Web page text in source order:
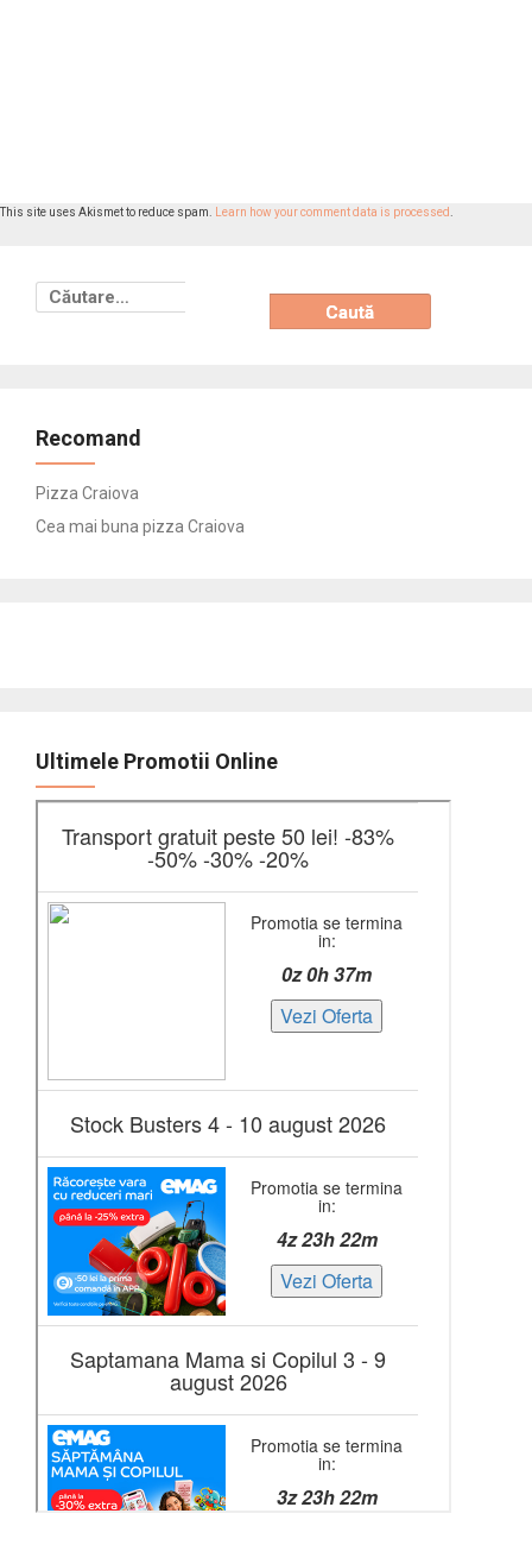
This site uses Akismet to reduce spam. Learn how your comment data is processed.
Caută
după:
Recomand
Pizza Craiova
Cea mai buna pizza Craiova
Ultimele Promotii Online